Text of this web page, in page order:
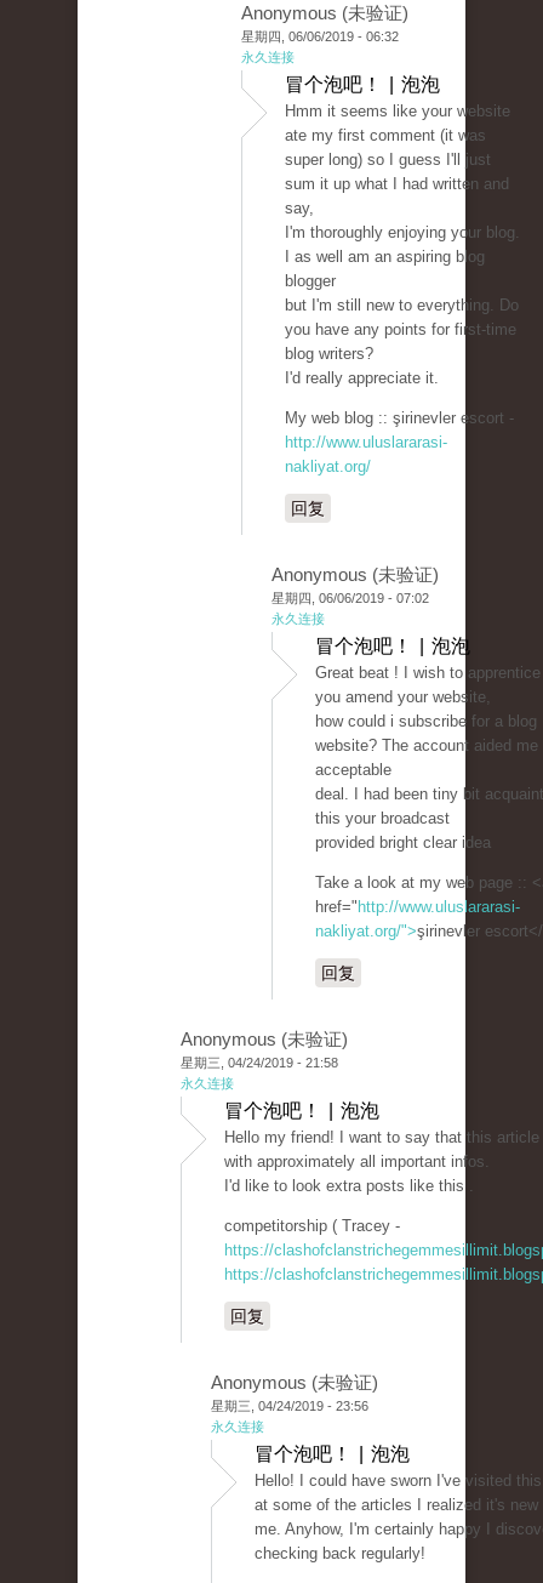
Anonymous (未验证)
星期四, 06/06/2019 - 06:32
永久连接
冒个泡吧！ | 泡泡
Hmm it seems like your website
ate my first comment (it was
super long) so I guess I'll just
sum it up what I had written and
say,
I'm thoroughly enjoying your blog.
I as well am an aspiring blog
blogger
but I'm still new to everything. Do
you have any points for first-time
blog writers?
I'd really appreciate it.
My web blog :: şirinevler escort -
http://www.uluslararasi-
nakliyat.org/
回复
Anonymous (未验证)
星期四, 06/06/2019 - 07:02
永久连接
冒个泡吧！ | 泡泡
Great beat ! I wish to
you amend your website,
how could i subscribe for a blog
website? The account aided me
acceptable
deal. I had been tiny bit
this your broadcast
provided bright clear idea
Take a look at my web page ::
href=" http://www.uluslararasi-
nakliyat.org/">şirinevler
回复
Anonymous (未验证)
星期三, 04/24/2019 - 21:58
永久连接
冒个泡吧！ | 泡泡
Hello my friend! I want to say that this
with approximately all important infos.
I'd like to look extra posts like this .
competitorship ( Tracey -
https://
https://
回复
Anonymous (未验证)
星期三, 04/24/2019 - 23:56
永久连接
冒个泡吧！ | 泡泡
Hello! I could have sworn I've visited
at some of the articles I realized it's new
me. Anyhow, I'm certainly happy I
checking back regularly!